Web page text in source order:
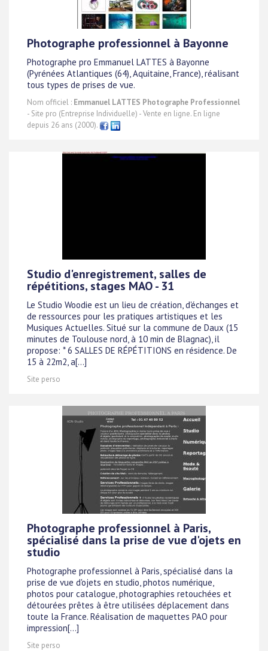
Photographe professionnel à Bayonne
Photographe pro Emmanuel LATTES à Bayonne
(Pyrénées Atlantiques (64), Aquitaine, France), réalisant
tous types de prises de vue.
Nom officiel : Emmanuel LATTES Photographe Professionnel
- Site pro (Entreprise Individuelle) - Vente en ligne. En ligne
depuis 26 ans (2000).
Studio d'enregistrement, salles de
répétitions, stages MAO - 31
Le Studio Woodie est un lieu de création, d'échanges et
de ressources pour les pratiques artistiques et les
Musiques Actuelles. Situé sur la commune de Daux (15
minutes de Toulouse nord, à 10 min de Blagnac), il
propose: * 6 SALLES DE RÉPÉTITIONS en résidence. De
15 à 22m2, a[...]
Site perso
Photographe professionnel à Paris,
spécialisé dans la prise de vue d'ojets en
studio
Photographe professionnel à Paris, spécialisé dans la
prise de vue d'ojets en studio, photos numérique,
photos pour catalogue, photographies retouchées et
détourées prêtes à être utilisées déplacement dans
toute la France. Réalisation de maquettes PAO pour
impression[...]
Site perso